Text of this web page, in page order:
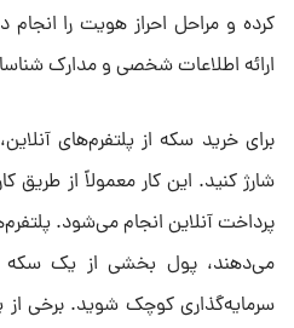
کرده و مراحل احراز هویت را
ارائه اطلاعات شخصی و مدارک
برای خرید سکه از پلتفرم‌های
شارژ کنید. این کار معمولاً از
پرداخت آنلاین انجام می‌شود.
می‌دهند، پول بخشی از یک سکه
سرمایه‌گذاری کوچک شوید. برخی از